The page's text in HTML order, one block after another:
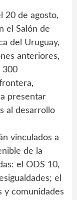
20 de agosto,
el Salón de
del Uruguay,
anteriores,
300
presentar
al desarrollo
vinculados a
de la
el ODS 10,
el
y comunidades